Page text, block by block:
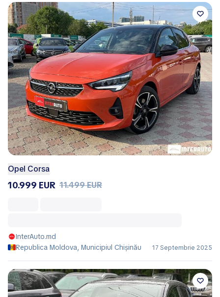
Opel Corsa
10.999 EUR 11.499 EUR
InterAuto.md
Republica Moldova, Municipiul Chișinău
17 Septembrie 2025